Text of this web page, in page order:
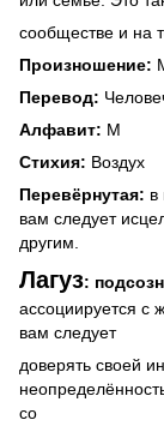
сообществе и на
Произношение:
Перевод:
Алфавит: M
Стихия: Воздух
Перевёрнутая: в
вам следует
другим.
Лагуз:
ассоциируется с
вам следует
доверять своей
со